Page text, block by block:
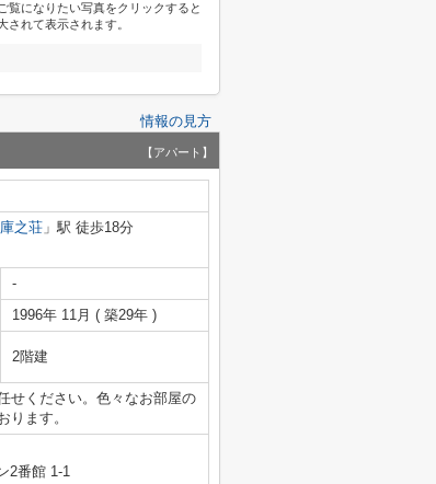
覧になりたい写真をクリックすると
されて表示されます。
情報の見方
【アパート】
之荘 」駅 徒歩18分
-
1996年 11月 ( 築29年 )
2階建
せください。色々なお部屋の
ります。
2番館 1-1